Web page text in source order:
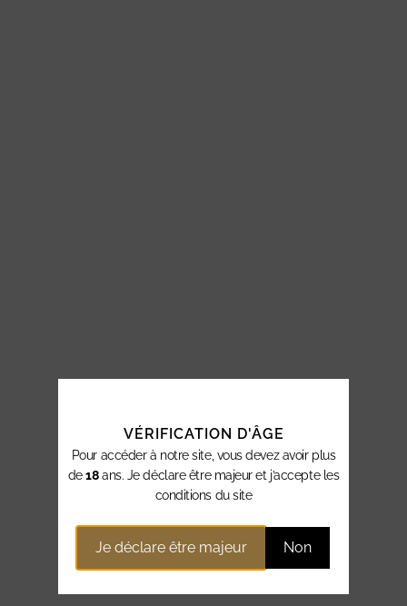
VÉRIFICATION D'ÂGE
Pour accéder à notre site, vous devez avoir plus
de18ans. Je déclare être majeur et j’accepte les
conditions du site
Je déclare être majeur Non